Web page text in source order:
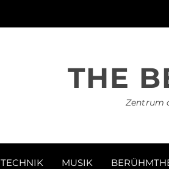
THE
Zentrum
TECHNIK MUSIK